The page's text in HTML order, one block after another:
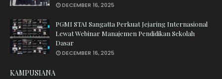
DECEMBER 16, 2025
PGMI STAI Sangatta Perkuat Jejaring Internasional
Lewat Webinar Manajemen Pendidikan Sekolah
Dasar
DECEMBER 16, 2025
KAMPUSIANA